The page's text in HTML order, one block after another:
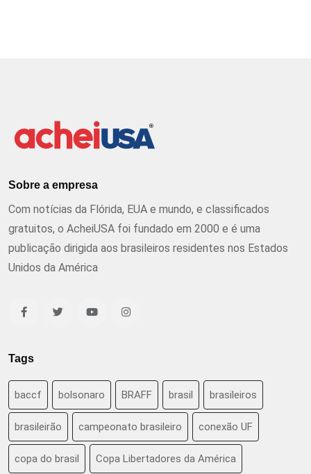
Sobre a empresa
Com notícias da Flórida, EUA e mundo, e classificados
gratuitos, o AcheiUSA foi fundado em 2000 e é uma
publicação dirigida aos brasileiros residentes nos Estados
Unidos da América
Tags
baccf bolsonaro BRAFF brasil brasileiros
brasileirão campeonato brasileiro conexão UF
copa do brasil Copa Libertadores da América